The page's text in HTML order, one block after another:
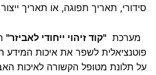
סידורי, תאריך תפוגה, או תאריך
מערכת "קוד זיהוי ייחודי לאביזר"
פוטנציאלית לשפר את איכות
על תלונת מטופל הקשורה לאיכות